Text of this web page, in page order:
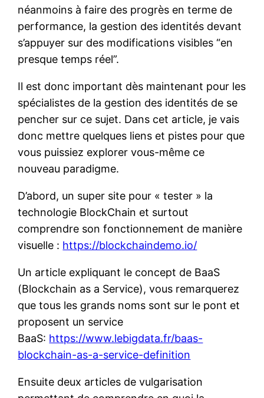
néanmoins à faire des progrès en terme de
performance, la gestion des identités devant
s’appuyer sur des modifications visibles “en
presque temps réel”.
Il est donc important dès maintenant pour les
spécialistes de la gestion des identités de se
pencher sur ce sujet. Dans cet article, je vais
donc mettre quelques liens et pistes pour que
vous puissiez explorer vous-même ce
nouveau paradigme.
D’abord, un super site pour « tester » la
technologie BlockChain et surtout
comprendre son fonctionnement de manière
visuelle : https://blockchaindemo.io/
Un article expliquant le concept de BaaS
(Blockchain as a Service), vous remarquerez
que tous les grands noms sont sur le pont et
proposent un service
BaaS: https://www.lebigdata.fr/baas-
blockchain-as-a-service-definition
Ensuite deux articles de vulgarisation